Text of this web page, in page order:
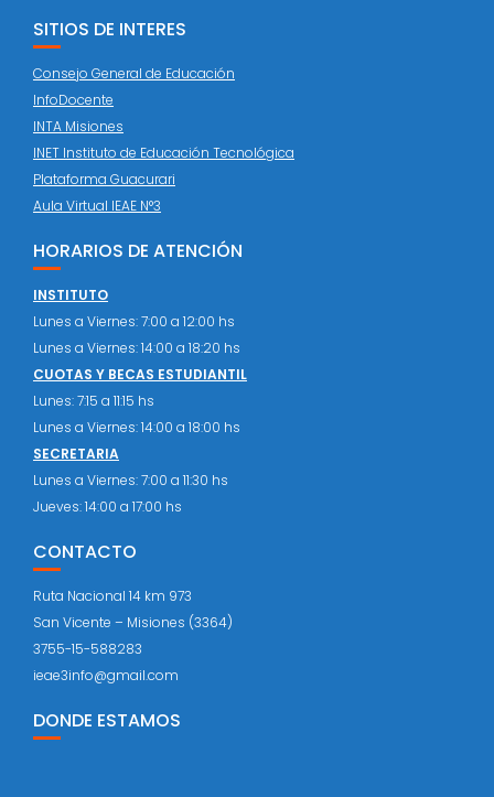
SITIOS DE INTERES
Consejo General de Educación
InfoDocente
INTA Misiones
INET Instituto de Educación Tecnológica
Plataforma Guacurari
Aula Virtual IEAE N°3
HORARIOS DE ATENCIÓN
INSTITUTO
Lunes a Viernes: 7:00 a 12:00 hs
Lunes a Viernes: 14:00 a 18:20 hs
CUOTAS Y BECAS ESTUDIANTIL
Lunes: 7:15 a 11:15 hs
Lunes a Viernes: 14:00 a 18:00 hs
SECRETARIA
Lunes a Viernes: 7:00 a 11:30 hs
Jueves: 14:00 a 17:00 hs
CONTACTO
Ruta Nacional 14 km 973
San Vicente – Misiones (3364)
3755-15-588283
ieae3info@gmail.com
DONDE ESTAMOS